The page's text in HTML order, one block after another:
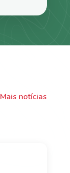
Mais notícias